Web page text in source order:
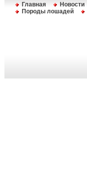
Главная Новости
Породы лошадей